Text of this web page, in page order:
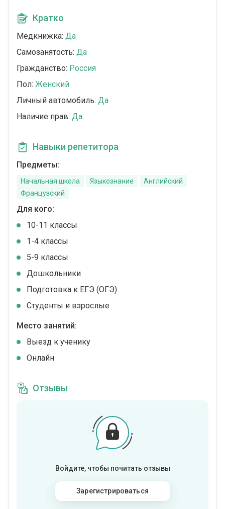
Кратко
Медкнижка: Да
Самозанятость: Да
Гражданство: Россия
Пол: Женский
Личный автомобиль: Да
Наличие прав: Да
Навыки репетитора
Предметы:
Начальная школа Языкознание
Английский
Французский
Для кого:
10-11 классы
1-4 классы
5-9 классы
Дошкольники
Подготовка к ЕГЭ (ОГЭ)
Студенты и взрослые
Место занятий:
Выезд к ученику
Онлайн
Отзывы
Войдите, чтобы почитать отзывы
Зарегистрироваться